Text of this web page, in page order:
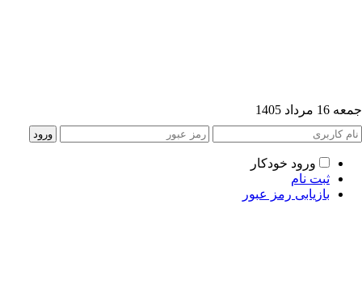
مرداد 1405
ورود خودکار
ثبت نام
بازیابی رمز عبور